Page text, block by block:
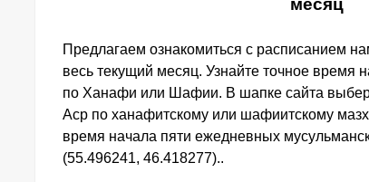
месяц
Предлагаем ознакомиться с расписанием
весь текущий месяц. Узнайте точное время
по Ханафи или Шафии. В шапке сайта
Аср по ханафитскому или шафиитскому
время начала пяти ежедневных
(55.496241, 46.418277)..